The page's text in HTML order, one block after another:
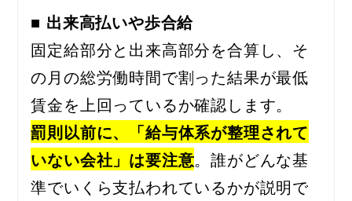
■ 出来高払いや歩合給
固定給部分と出来高部分を合算し、そ
の月の総労働時間で割った結果が最低
賃金を上回っているか確認します。
罰則以前に、「給与体系が整理されて
いない会社」は要注意。誰がどんな基
準でいくら支払われているかが説明で